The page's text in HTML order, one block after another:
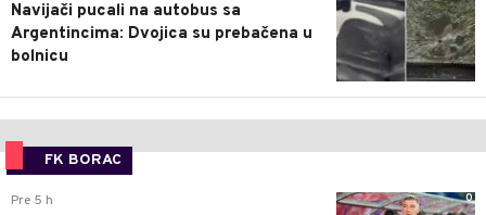
Navijači pucali na autobus sa
Argentincima: Dvojica su prebačena u
bolnicu
FK BORAC
0
Pre 5 h